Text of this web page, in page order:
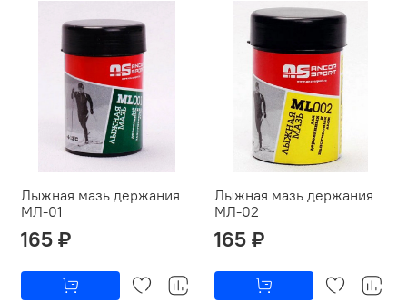
Лыжная мазь держания
МЛ-01
165 ₽
Лыжная мазь держания
МЛ-02
165 ₽